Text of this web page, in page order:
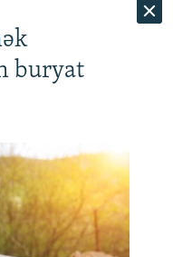
buryat